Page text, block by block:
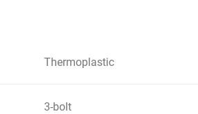
Thermoplastic
3-bolt